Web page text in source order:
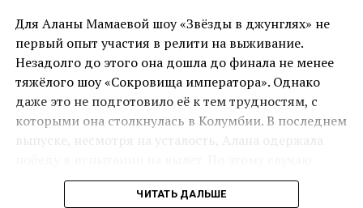
ПОХОЖЕЕ
«Ушла от Федора еще в апреле»: новые слухи о
расставании Паулины Андреевой и Бондарчука
Владимира Путина
«Человек с сумкой» станет первой крупной ролью
Шварценеггера в полнометражном фильме после
«Терминатора: Темные судьбы» 2019 года.
Для Аланы Мамаевой шоу «Звёзды в джунглях» не
первый опыт участия в релити на выживание.
Незадолго до этого она дошла до финала не менее
тяжёлого шоу «Сокровища императора». Однако
даже это не подготовило её к тем трудностям, с
которыми она столкнулась в Колумбии. В последнем
выпуске, несмотря на усталость, Алана одержала
участникам организовали праздник, который чуть
не закончился для модели нервным срывом.
ЧИТАТЬ ДАЛЬШЕ